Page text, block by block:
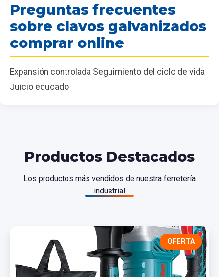
Preguntas frecuentes
sobre clavos galvanizados
comprar online
Expansión controlada Seguimiento del ciclo de vida
Juicio educado
Productos Destacados
Los productos más vendidos de nuestra ferretería
industrial
OFERTA